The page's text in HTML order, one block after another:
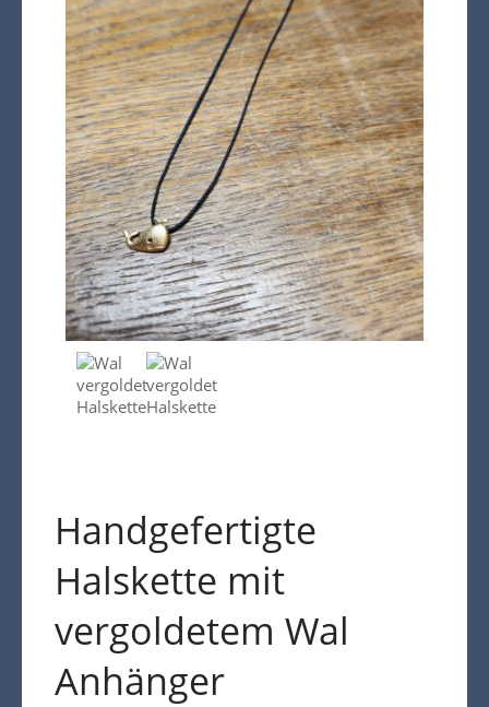
Mein Konto
Kasse
Warenkorb
Kreta Keramik und weitere
Spezialitäten
Findlinge
Gartenmöbel
Dekoration
Bodenbelag
Verblender
Pflanzen / Bäume
Handgefertigte
Halskette mit
vergoldetem Wal
Anhänger